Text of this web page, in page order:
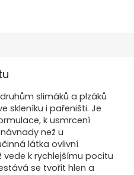
slimáků a plzáků
skleníku i pařeništi. Je
k usmrcení
než u
látka ovlivní
k rychlejšímu pocitu
se tvořit hlen a